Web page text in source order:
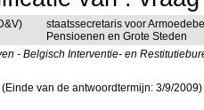
staatssecretaris voor
Pensioenen en Grote Steden
- Belgisch Interventie- en
(Einde van de antwoordtermijn: 3/9/2009)